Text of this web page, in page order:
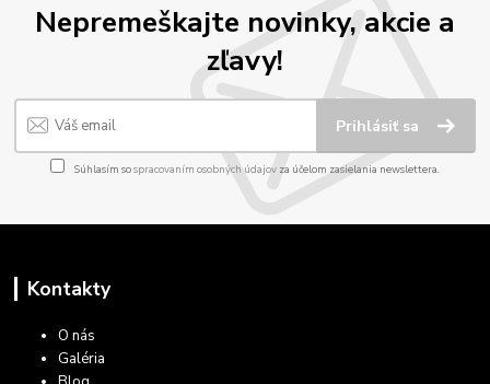
Nepremeškajte novinky, akcie a
zľavy!
Prihlásiť sa
Súhlasím sospracovaním osobných údajov za účelom zasielania newslettera.
Kontakty
O nás
Galéria